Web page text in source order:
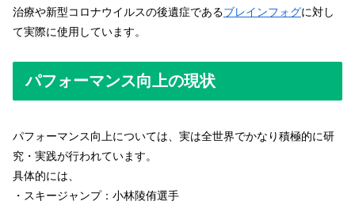
治療や新型コロナウイルスの後遺症であるブレインフォグに対し
て実際に使用しています。
パフォーマンス向上の現状
パフォーマンス向上については、実は全世界でかなり積極的に研
究・実践が行われています。
具体的には、
・スキージャンプ：小林陵侑選手